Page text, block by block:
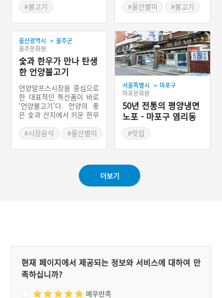
양 숯불고기가 대중적인 음
식으로 일반에 선보이기 시
작한 것은 한국전쟁 이후 1
950년대부터이다. 경제사
정이 넉넉하지 못했던 당시
서민들이 정육점에서 구입
한 가격이 싼 소고기 부위를
맛있게 먹기 위해서 고기 손
질에서 굽는 과정까지 조리
법이 고안되면서 비롯되었
다.
#불고기
#광양 가볼만한곳
#예능프로그램 음식
얼마 지나지 않은 암소고기
를 길고 굵게 썬 다음 배 즙
에 재워 두었다가 양념을 넣
고 버무린 다음 구워 먹는
요리이다. 광양 불고기와 더
불어 전국적으로 유명한 불
고기이다.
#울산별미 #불고기
울산광역시 > 울주군
울주문화원
숯과 한우가 만나 탄생
한 언양불고기
언양알프스시장을 중심으로
한 대표적인 특산품이 바로
‘언양불고기’다. 언양의 좋
은 숯과 산지에서 키운 한우
하였다. 언양불고기가 유명
해진 것은 1960년대부터다.
언양불고기는 석쇠불고기에
마리 새끼를 낳은 암소를 도
축한 지 24시간 이내에 조
리한다. 또한 고기를 구울
#시장음식
#울산별미
서울특별시 > 마포구
마포문화원
50년 전통의 평양냉면
노포 - 마포구 염리동
의 을밀대
#맛집
더보기
현재 페이지에서 제공되는 정보와 서비스에 대하여 만
족하십니까?
매우만족